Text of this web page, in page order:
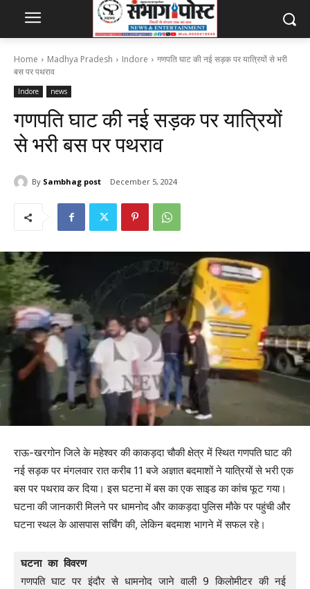
Home Madhya Pradesh Indore
गणपति घाट की नई सड़क पर यात्रियों से भरी
बस पर पथराव
Indore news
गणपति घाट की नई सड़क पर यात्रियों
से भरी बस पर पथराव
By Sambhag post December 5, 2024
राऊ-खरगोन जिले के महेश्वर की काकड़दा चौकी क्षेत्र में स्थित गणपति घाट की
नई सड़क पर मंगलवार रात करीब 11 बजे अज्ञात बदमाशों ने यात्रियों से भरी एक
बस पर पथराव कर दिया। इस घटना में बस का एक साइड का कांच फूट गया।
घटना की जानकारी मिलने पर धामनोद और काकड़दा पुलिस मौके पर पहुंची और
घटना स्थल के आसपास सर्चिंग की, लेकिन बदमाश भागने में सफल रहे।
घटना का विवरण
गणपति घाट पर इंदौर से धामनोद जाने वाली 9 किलोमीटर की नई